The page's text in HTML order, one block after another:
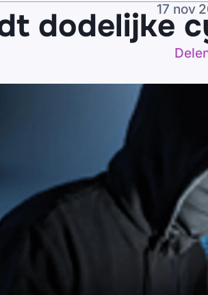
17 nov
dodelijke